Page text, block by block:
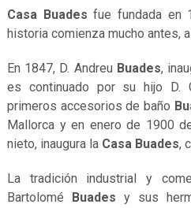
Casa Buades fue fundada en
historia comienza mucho antes,
En 1847, D. Andreu Buades,
es continuado por su hijo D.
primeros accesorios de baño
Mallorca y en enero de 1900
nieto, inaugura la Casa Buades,
La tradición industrial y
Bartolomé Buades y sus